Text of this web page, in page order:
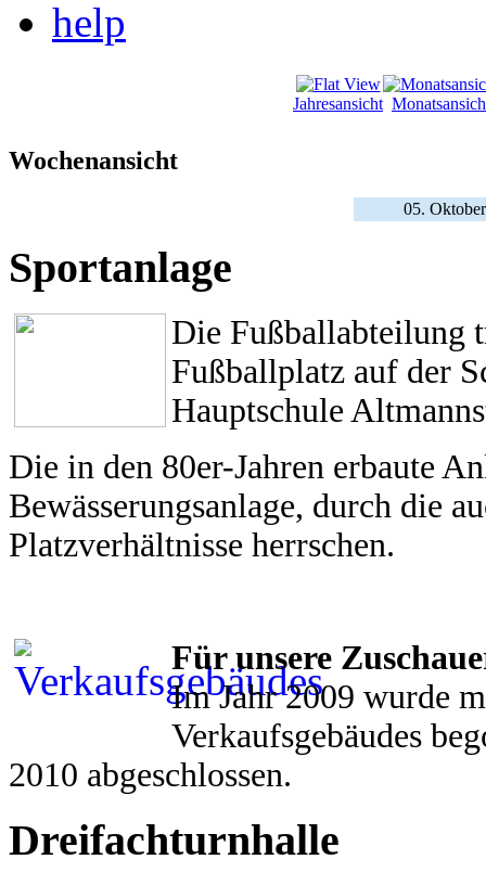
Jahresansicht
Wochenansicht
05.
Sportanlage
Die Fußballabteilung
Fußballplatz auf der
Hauptschule
Die in den 80er-Jahren erbaute
Bewässerungsanlage, durch die
Platzverhältnisse herrschen.
Für unsere
Im Jahr 2009 wurde
Verkaufsgebäudes
2010 abgeschlossen.
Dreifachturnhalle